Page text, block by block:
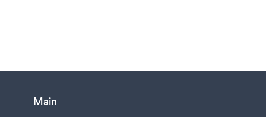
Main